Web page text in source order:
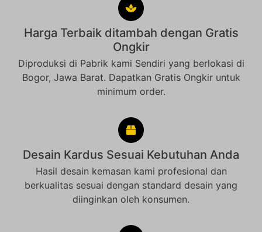
Harga Terbaik ditambah dengan Gratis
Ongkir
Diproduksi di Pabrik kami Sendiri yang berlokasi di
Bogor, Jawa Barat. Dapatkan Gratis Ongkir untuk
minimum order.
Desain Kardus Sesuai Kebutuhan Anda
Hasil desain kemasan kami profesional dan
berkualitas sesuai dengan standard desain yang
diinginkan oleh konsumen.